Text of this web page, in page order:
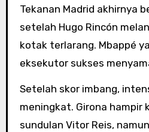
Tekanan Madrid akhirnya
setelah Hugo Rincón
kotak terlarang. Mbappé
eksekutor sukses
Setelah skor imbang,
meningkat. Girona hampir
sundulan Vitor Reis,